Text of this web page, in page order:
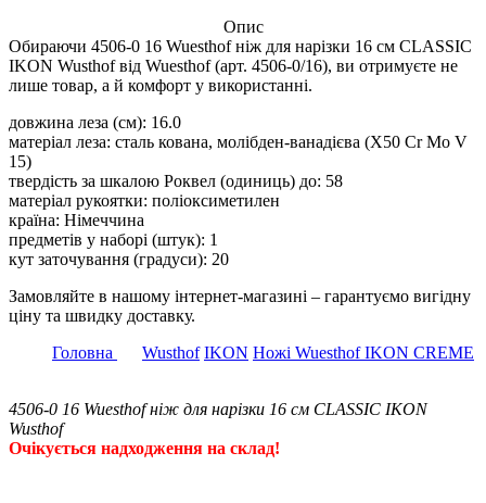
Опис
Обираючи 4506-0 16 Wuesthof ніж для нарізки 16 см CLASSIC
IKON Wusthof від Wuesthof (арт. 4506-0/16), ви отримуєте не
лише товар, а й комфорт у використанні.
довжина леза (см): 16.0
матеріал леза: сталь кована, молібден-ванадієва (X50 Cr Mo V
15)
твердість за шкалою Роквел (одиниць) до: 58
матеріал рукоятки: поліоксиметилен
країна: Німеччина
предметів у наборі (штук): 1
кут заточування (градуси): 20
Замовляйте в нашому інтернет-магазині – гарантуємо вигідну
ціну та швидку доставку.
Головна
Wusthof IKON Ножі Wuesthof IKON CREME
4506-0 16 Wuesthof ніж для нарізки 16 см CLASSIC IKON
Wusthof
Очікується надходження на склад!